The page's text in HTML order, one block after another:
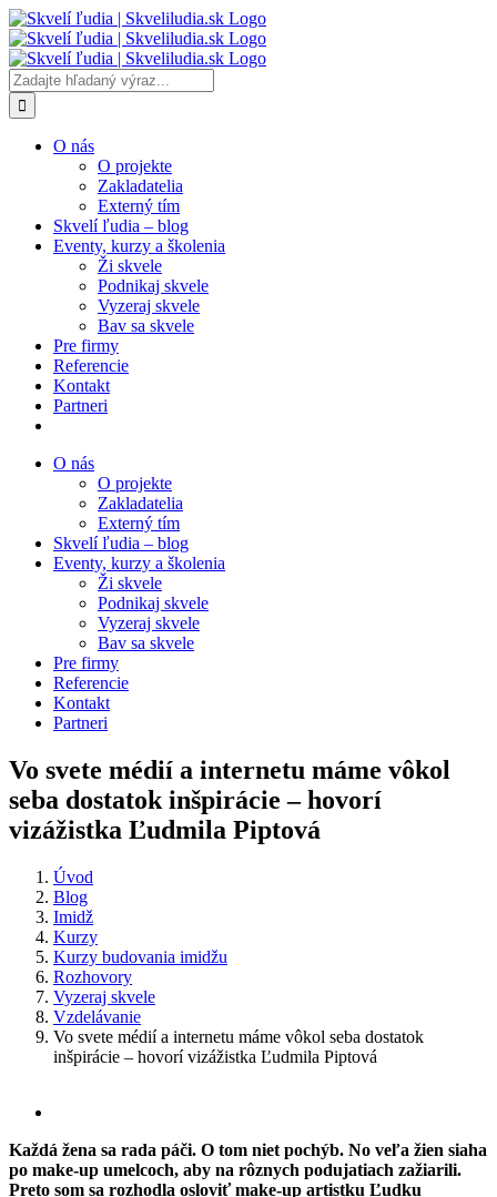
Skip
to
content
Vyhľadať:
O nás
O projekte
Zakladatelia
Externý tím
Skvelí ľudia – blog
Eventy, kurzy a školenia
Ži skvele
Podnikaj skvele
Vyzeraj skvele
Bav sa skvele
Pre firmy
Referencie
Kontakt
Partneri
O nás
O projekte
Zakladatelia
Externý tím
Skvelí ľudia – blog
Eventy, kurzy a školenia
Ži skvele
Podnikaj skvele
Vyzeraj skvele
Bav sa skvele
Pre firmy
Referencie
Kontakt
Partneri
Vo svete médií a internetu máme vôkol
seba dostatok inšpirácie – hovorí
vizážistka Ľudmila Piptová
Úvod
Blog
Imidž
Kurzy
Kurzy budovania imidžu
Rozhovory
Vyzeraj skvele
Vzdelávanie
Vo svete médií a internetu máme vôkol seba dostatok
inšpirácie – hovorí vizážistka Ľudmila Piptová
obrázok
Každá žena sa rada páči. O tom niet pochýb. No veľa žien siaha
po make-up umelcoch, aby na rôznych podujatiach zažiarili.
Preto som sa rozhodla osloviť make-up artistku Ľudku